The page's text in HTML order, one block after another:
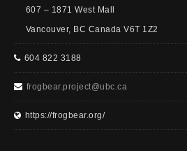
607 – 1871 West Mall
Vancouver, BC Canada V6T 1Z2
604 822 3188
frogbear.project@ubc.ca
https://frogbear.org/